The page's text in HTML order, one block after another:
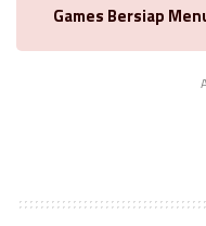
Games Bersiap